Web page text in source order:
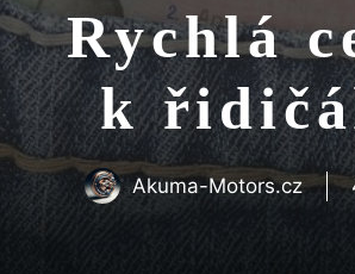
Rychlá
k
Akuma-Motors.cz